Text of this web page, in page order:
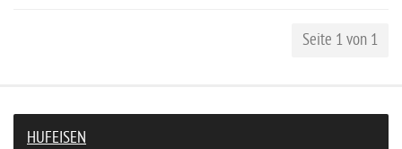
Seite 1 von 1
HUFEISEN